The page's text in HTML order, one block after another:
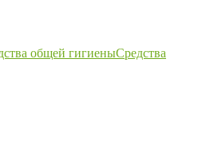
общей гигиеныСредства